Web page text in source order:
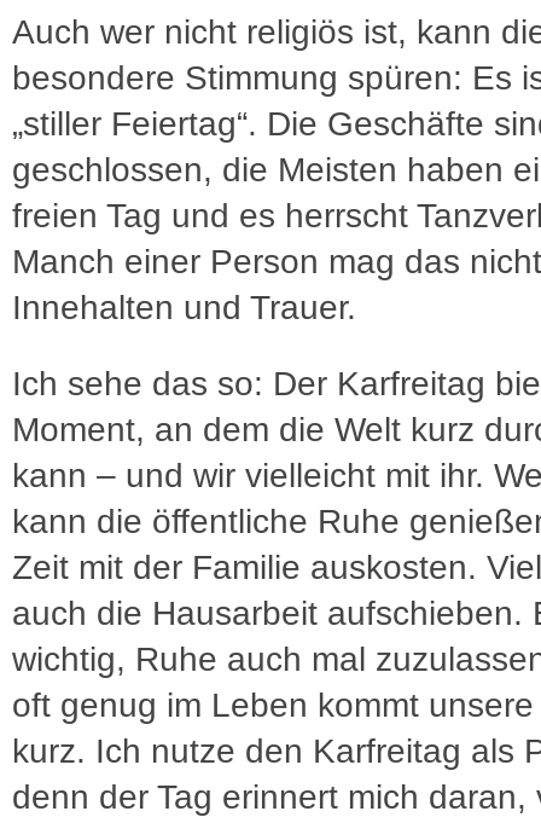
Auch wer nicht religiös ist, kann
besondere Stimmung spüren: Es
„stiller Feiertag“. Die Geschäfte
geschlossen, die Meisten haben
freien Tag und es herrscht
Manch einer Person mag das
Innehalten und Trauer.
Ich sehe das so: Der Karfreitag
Moment, an dem die Welt kurz
kann – und wir vielleicht mit ihr.
kann die öffentliche Ruhe
Zeit mit der Familie auskosten.
auch die Hausarbeit aufschieben.
wichtig, Ruhe auch mal
oft genug im Leben kommt
kurz. Ich nutze den Karfreitag als
denn der Tag erinnert mich daran,